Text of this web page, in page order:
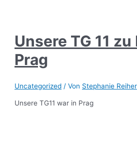
Unsere TG 11
Prag
Uncategorized / Von Stephanie Reiher
Unsere TG11 war in Prag